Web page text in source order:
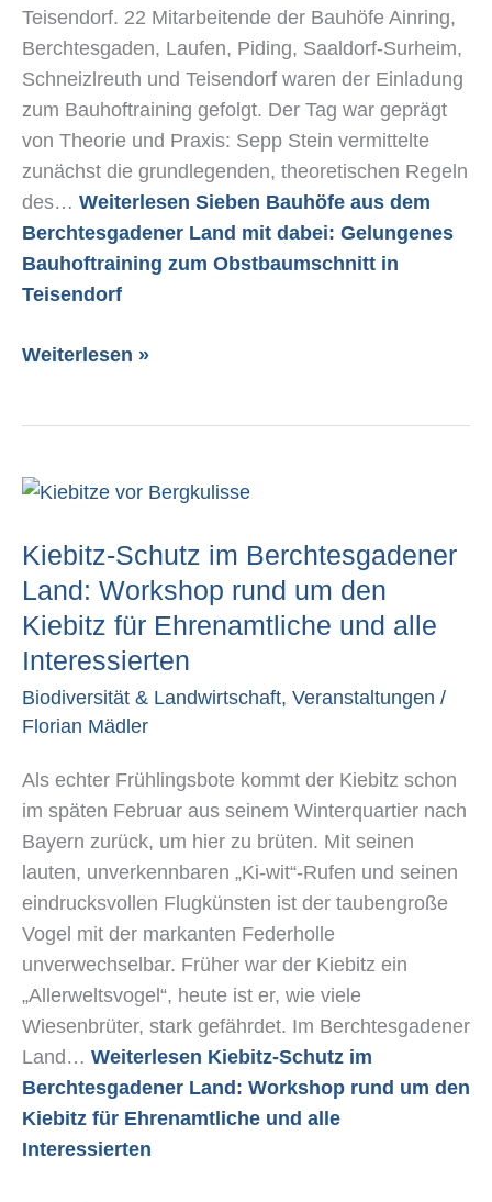
Teisendorf. 22 Mitarbeitende der Bauhöfe Ainring,
Berchtesgaden, Laufen, Piding, Saaldorf-Surheim,
Schneizlreuth und Teisendorf waren der Einladung
zum Bauhoftraining gefolgt. Der Tag war geprägt
von Theorie und Praxis: Sepp Stein vermittelte
zunächst die grundlegenden, theoretischen Regeln
des… Weiterlesen Sieben Bauhöfe aus dem
Berchtesgadener Land mit dabei: Gelungenes
Bauhoftraining zum Obstbaumschnitt in
Teisendorf
Weiterlesen »
Kiebitz-Schutz im Berchtesgadener
Land: Workshop rund um den
Kiebitz für Ehrenamtliche und alle
Interessierten
Biodiversität & Landwirtschaft, Veranstaltungen /
Florian Mädler
Als echter Frühlingsbote kommt der Kiebitz schon
im späten Februar aus seinem Winterquartier nach
Bayern zurück, um hier zu brüten. Mit seinen
lauten, unverkennbaren „Ki-wit“-Rufen und seinen
eindrucksvollen Flugkünsten ist der taubengroße
Vogel mit der markanten Federholle
unverwechselbar. Früher war der Kiebitz ein
„Allerweltsvogel“, heute ist er, wie viele
Wiesenbrüter, stark gefährdet. Im Berchtesgadener
Land… Weiterlesen Kiebitz-Schutz im
Berchtesgadener Land: Workshop rund um den
Kiebitz für Ehrenamtliche und alle
Interessierten
Kiebitz-
im
Berchtesgadener
Land:
rund
um
den
Kiebitz
für
Ehrenamtliche
und
alle
Interessierten